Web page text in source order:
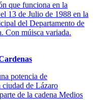
que funciona en la
13 de Julio de 1988 en la
del Departamento de
Con múisca variada.
potencia de
ciudad de Lázaro
de la cadena Medios